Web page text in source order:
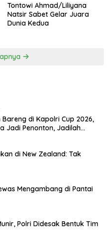
Tontowi Ahmad/Liliyana
Natsir Sabet Gelar Juara
Dunia Kedua
Bareng di Kapolri Cup 2026,
Jadi Penonton, Jadilah
di New Zealand: Tak
Mengambang di Pantai
Polri Didesak Bentuk Tim